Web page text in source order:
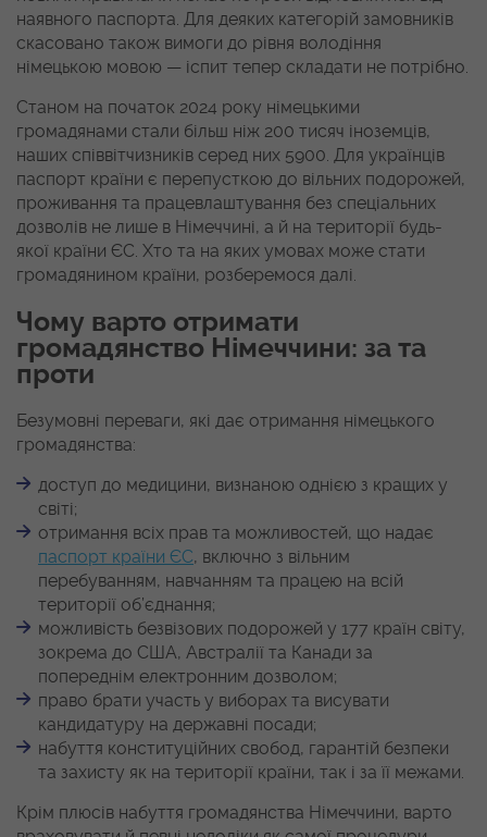
наявного паспорта. Для деяких категорій замовників
скасовано також вимоги до рівня володіння
німецькою мовою — іспит тепер складати не потрібно.
Станом на початок 2024 року німецькими
громадянами стали більш ніж 200 тисяч іноземців,
наших співвітчизників серед них 5900. Для українців
паспорт країни є перепусткою до вільних подорожей,
проживання та працевлаштування без спеціальних
дозволів не лише в Німеччині, а й на території будь-
якої країни ЄС. Хто та на яких умовах може стати
громадянином країни, розберемося далі.
Чому варто отримати
громадянство Німеччини: за та
проти
Безумовні переваги, які дає отримання німецького
громадянства:
доступ до медицини, визнаною однією з кращих у
світі;
отримання всіх прав та можливостей, що надає
паспорт країни ЄС, включно з вільним
перебуванням, навчанням та працею на всій
території об’єднання;
можливість безвізових подорожей у 177 країн світу,
зокрема до США, Австралії та Канади за
попереднім електронним дозволом;
право брати участь у виборах та висувати
кандидатуру на державні посади;
набуття конституційних свобод, гарантій безпеки
та захисту як на території країни, так і за її межами.
Крім плюсів набуття громадянства Німеччини, варто